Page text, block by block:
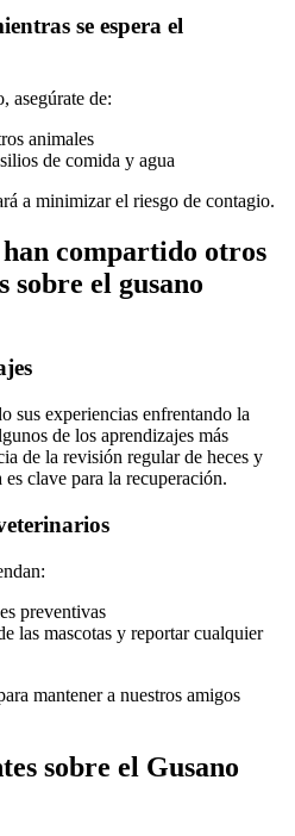
se espera el
asegúrate de:
animales
de comida y agua
a minimizar el riesgo de contagio.
compartido otros
sobre el gusano
sus experiencias enfrentando la
de los aprendizajes más
de la revisión regular de heces y
clave para la recuperación.
preventivas
las mascotas y reportar cualquier
mantener a nuestros amigos
sobre el Gusano